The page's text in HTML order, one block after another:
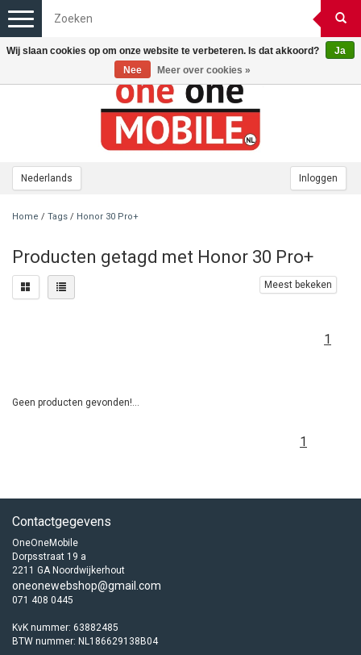
Nederlands Inloggen
Toggle
navigation
Home / Tags / Honor 30 Pro+
Producten getagd met Honor 30 Pro+
Meest bekeken
1
Geen producten gevonden!...
1
Contactgegevens
OneOneMobile
Dorpsstraat 19 a
2211 GA Noordwijkerhout
oneonewebshop@gmail.com
071 408 0445
KvK nummer: 63882485
BTW nummer: NL186629138B04
Wij slaan cookies op om onze website te verbeteren. Is dat akkoord?
Ja
Nee
Meer over cookies »